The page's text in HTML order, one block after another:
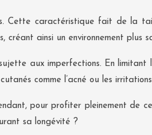
Cette caractéristique fait de la
ainsi un environnement plus
aux imperfections. En limitant
comme l’acné ou les
pour profiter pleinement de
sa longévité ?